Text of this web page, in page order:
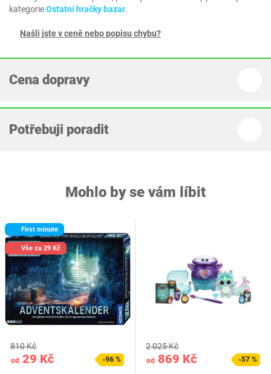
kategorieOstatní hračky bazar.
Našli jste v ceně nebo popisu chybu?
Cena dopravy
Potřebuji poradit
Mohlo by se vám líbit
First minute
Vše za 29 Kč
od 29 Kč
810 Kč
-96 % od 869 Kč
2 025 Kč
-57 %